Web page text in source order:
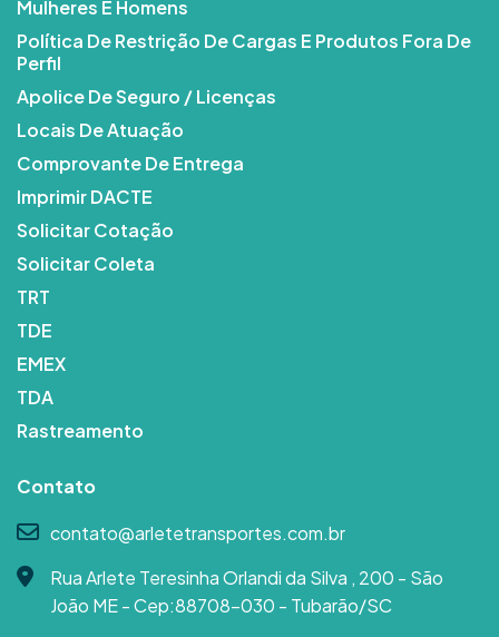
Mulheres E Homens
Política De Restrição De Cargas E Produtos Fora De
Perfil
Apolice De Seguro / Licenças
Locais De Atuação
Comprovante De Entrega
Imprimir DACTE
Solicitar Cotação
Solicitar Coleta
TRT
TDE
EMEX
TDA
Rastreamento
Contato
contato@arletetransportes.com.br
Rua Arlete Teresinha Orlandi da Silva , 200 - São
João ME - Cep:88708-030 - Tubarão/SC